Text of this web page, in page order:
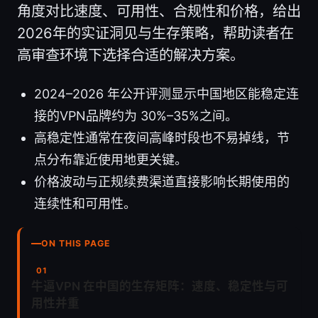
角度对比速度、可用性、合规性和价格，给出
2026年的实证洞见与生存策略，帮助读者在
高审查环境下选择合适的解决方案。
2024–2026 年公开评测显示中国地区能稳定连
接的VPN品牌约为 30%–35%之间。
高稳定性通常在夜间高峰时段也不易掉线，节
点分布靠近使用地更关键。
价格波动与正规续费渠道直接影响长期使用的
连续性和可用性。
ON THIS PAGE